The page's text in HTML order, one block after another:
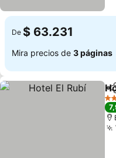
De $ 63.231
Mira precios de 3 páginas
3